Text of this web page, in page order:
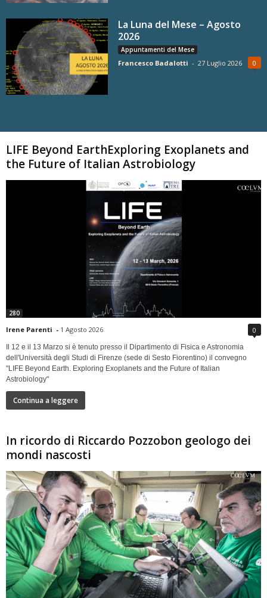
La Luna del Mese – Agosto
2026
Appuntamenti del Mese
Francesco Badalotti - 27 Luglio 2026 0
LIFE Beyond EarthExploring Exoplanets and
the Future of Italian Astrobiology
280
Irene Parenti - 1 Agosto 2026 0
Il 12 e il 13 Marzo si è tenuto presso il Dipartimento di Fisica e Astronomia
dell'Università degli Studi di Firenze (sede di Sesto Fiorentino) il convegno
"LIFE Beyond Earth. Exploring Exoplanets and the Future of Italian
Astrobiology"
Continua a leggere
In ricordo di Riccardo Pozzobon geologo dei
mondi nascosti